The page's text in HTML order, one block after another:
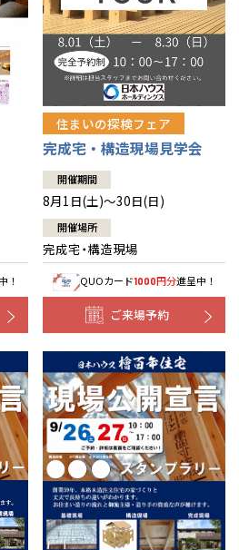
！
住まいの探検フェア
完成宅・構造現場見学会
開催期間
8月1日(土)～30日(日)
開催場所
完成宅・構造現場
QUOカード1000円分進呈中！
ご来場予約
の建築予定地の方でも現住所の有るお近
せください。移住の計画の方もご相談対
ださい。
牧千歳
宮
崎
島